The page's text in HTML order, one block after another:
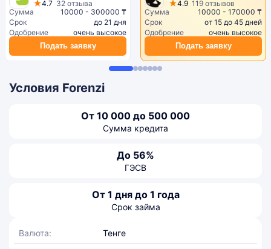
4.7 32 отзыва
Сумма
10000 - 300000 ₸
Срок
до 21 дня
Одобрение
очень высокое
Подать заявку
4.9 119 отзывов
Сумма
10000 - 170000 ₸
Срок
от 15 до 45 дней
Одобрение
очень высокое
Подать заявку
Условия Forenzi
От 10 000 до 500 000
Сумма кредита
До 56%
ГЭСВ
От 1 дня до 1 года
Срок займа
Валюта: Тенге